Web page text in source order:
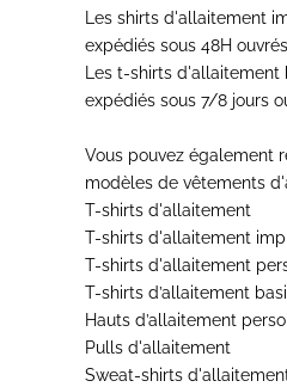
Les shirts d'allaitement
expédiés sous 48H
Les t-shirts d'allaitement
expédiés sous 7/8 jours
Vous pouvez également
modèles de vêtements
T-shirts d'allaitement
T-shirts d'allaitement
T-shirts d'allaitement
T-shirts d’allaitement
Hauts d’allaitement
Pulls d'allaitement
Sweat-shirts